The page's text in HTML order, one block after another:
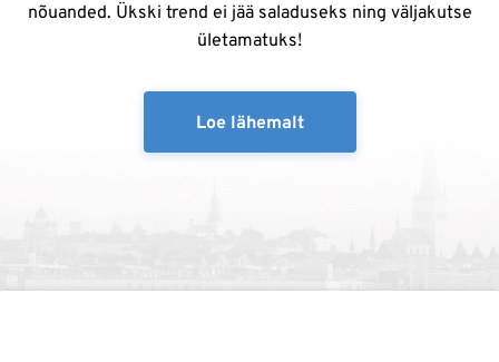
nõuanded. Ükski trend ei jää saladuseks ning väljakutse
ületamatuks!
Loe lähemalt